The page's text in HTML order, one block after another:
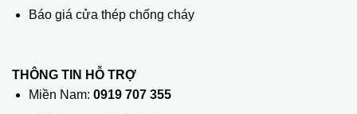
Báo giá cửa thép chống cháy
THÔNG TIN HỖ TRỢ
Miền Nam: 0919 707 355